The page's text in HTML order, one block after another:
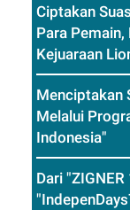
Ciptakan
Para Pemain,
Kejuaraan
Menciptakan
Melalui
Indonesia"
Dari